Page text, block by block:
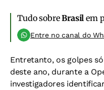
Tudo sobreBrasil em
Entre no canal do
Entretanto, os golpes
deste ano, durante a
investigadores